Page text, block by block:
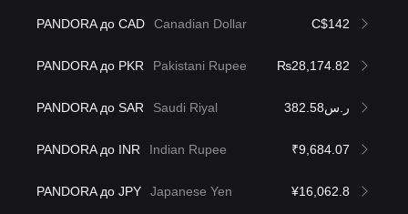
PANDORA до CAD Canadian Dollar C$142
PANDORA до PKR Pakistani Rupee ₨28,174.82
PANDORA до SAR Saudi Riyal ر.س382.58
PANDORA до INR Indian Rupee ₹9,684.07
PANDORA до JPY Japanese Yen ¥16,062.8